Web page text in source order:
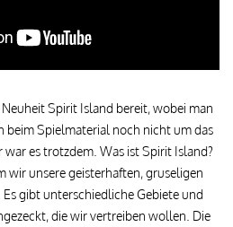
Spirit Island bereit, wobei man
beim Spielmaterial noch nicht um das
es trotzdem. Was ist Spirit Island?
wir unsere geisterhaften, gruseligen
Es gibt unterschiedliche Gebiete und
die wir vertreiben wollen. Die